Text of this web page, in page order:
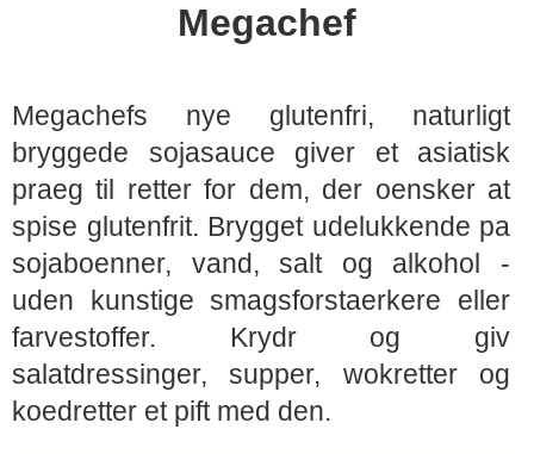
Megachef
Megachefs nye glutenfri, naturligt
bryggede sojasauce giver et asiatisk
praeg til retter for dem, der oensker at
spise glutenfrit. Brygget udelukkende pa
sojaboenner, vand, salt og alkohol -
uden kunstige smagsforstaerkere eller
farvestoffer. Krydr og giv
salatdressinger, supper, wokretter og
koedretter et pift med den.